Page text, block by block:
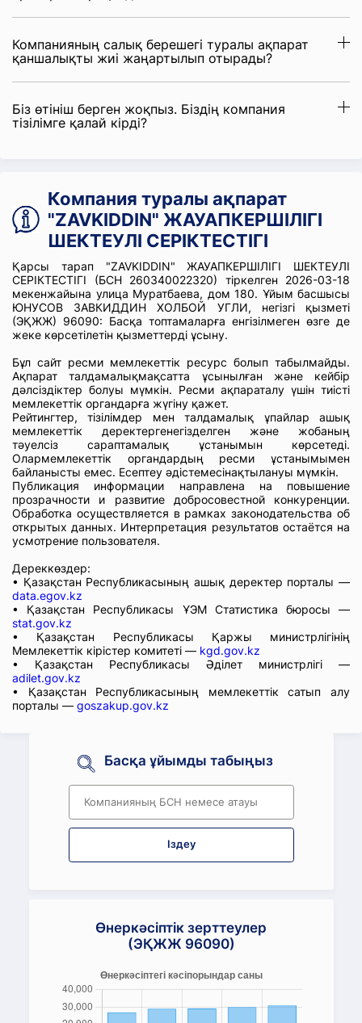
Компанияның салық берешегі туралы ақпарат
қаншалықты жиі жаңартылып отырады?
Біз өтініш берген жоқпыз. Біздің компания
тізілімге қалай кірді?
Компания туралы ақпарат
"ZAVKIDDIN" ЖАУАПКЕРШІЛІГІ
ШЕКТЕУЛІ СЕРІКТЕСТІГІ
Қарсы тарап "ZAVKIDDIN" ЖАУАПКЕРШІЛІГІ ШЕКТЕУЛІ
СЕРІКТЕСТІГІ (БСН 260340022320) тіркелген 2026-03-18
мекенжайына улица Муратбаева, дом 180. Ұйым басшысы
ЮНУСОВ ЗАВКИДДИН ХОЛБОЙ УГЛИ, негізгі қызметі
(ЭҚЖЖ) 96090: Басқа топтамаларға енгізілмеген өзге де
жеке көрсетілетін қызметтерді ұсыну.
Бұл сайт ресми мемлекеттік ресурс болып табылмайды.
Ақпарат талдамалықмақсатта ұсынылған және кейбір
дәлсіздіктер болуы мүмкін. Ресми ақпараталу үшін тиісті
мемлекеттік органдарға жүгіну қажет.
Рейтингтер, тізілімдер мен талдамалық ұпайлар ашық
мемлекеттік деректергенегізделген және жобаның
тәуелсіз сараптамалық ұстанымын көрсетеді.
Олармемлекеттік органдардың ресми ұстанымымен
байланысты емес. Есептеу әдістемесінақтылануы мүмкін.
Публикация информации направлена на повышение
прозрачности и развитие добросовестной конкуренции.
Обработка осуществляется в рамках законодательства об
открытых данных. Интерпретация результатов остаётся на
усмотрение пользователя.
Дереккөздер:
• Қазақстан Республикасының ашық деректер порталы —
data.egov.kz
• Қазақстан Республикасы ҰЭМ Статистика бюросы —
stat.gov.kz
• Қазақстан Республикасы Қаржы министрлігінің
Мемлекеттік кірістер комитеті — kgd.gov.kz
• Қазақстан Республикасы Әділет министрлігі —
adilet.gov.kz
• Қазақстан Республикасының мемлекеттік сатып алу
порталы — goszakup.gov.kz
Басқа ұйымды табыңыз
Іздеу
Өнеркәсіптік зерттеулер
(ЭҚЖЖ 96090)